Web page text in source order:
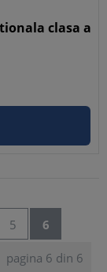
clasa a
5 6
pagina 6 din 6